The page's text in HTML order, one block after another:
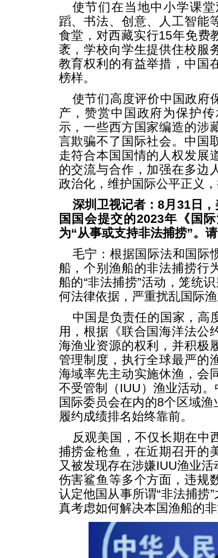
使节们在当地中小学课
蹈、书法、创意、人工智能
食堂，对西藏实行15年免费
袤，学校向学生提供住校服
教育权利的有益举措，中国
榜样。
使节们高度评价中国政府
产，赞赏中国政府为保护
示，一些西方国家编造的涉
言欺骗不了国际社会。中国
走符合本国国情的人权发展
的交流与合作，加强在多边
政治化，维护国际公平正义
深圳卫视记者：8月31日
国国会提交的2023年《国
为“从事或支持非法捕捞”。
毛宁：根据国际法和国际
船，个别渔船的非法捕捞行
船的“非法捕捞”活动，笼统
何法律依据，严重扰乱国际
中国是负责任的国家，高
用，根据《联合国海洋法公
海渔业资源的权利，并积极
管理制度，执行全球最严的
海域率先主动实施休渔，会
不受管制（IUU）渔业活动
国际委员会在内的8个区域
履约成绩排名始终靠前。
反观美国，不仅长期在中
捕捞金枪鱼，在近期召开的
又被发现存在涉嫌IUU渔业
伤害鲨鱼等多个方面，违规
认定他国从事所谓“非法捕捞
真考虑如何解决本国渔船的